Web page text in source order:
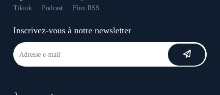
Tiktok Podcast Flux RSS
Inscrivez-vous à notre newsletter